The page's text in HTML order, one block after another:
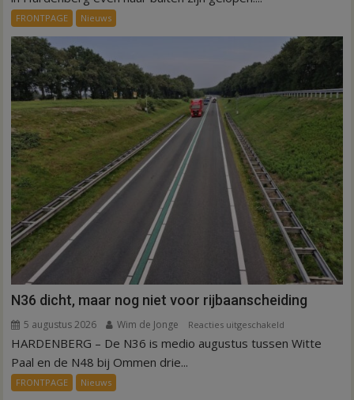
Inno-
FRONTPAGE Nieuws
N36 dicht, maar nog niet voor rijbaanscheiding
5 augustus 2026 Wim de Jonge Reacties uitgeschakeld
N36
HARDENBERG – De N36 is medio augustus tussen Witte
Paal en de N48 bij Ommen drie...
FRONTPAGE Nieuws